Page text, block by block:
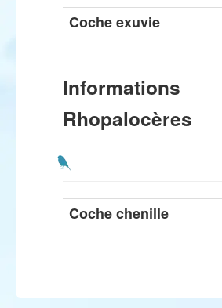
Coche exuvie
Informations
Rhopalocères
Coche chenille